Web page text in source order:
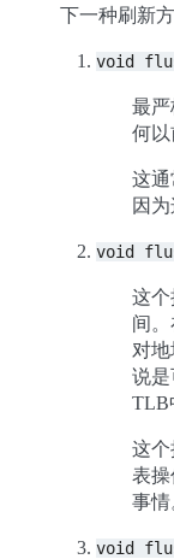
下一种刷新方
void
最
何以
这通
因
void
这
间
对地
说是
TLB
这
表操
事情
void